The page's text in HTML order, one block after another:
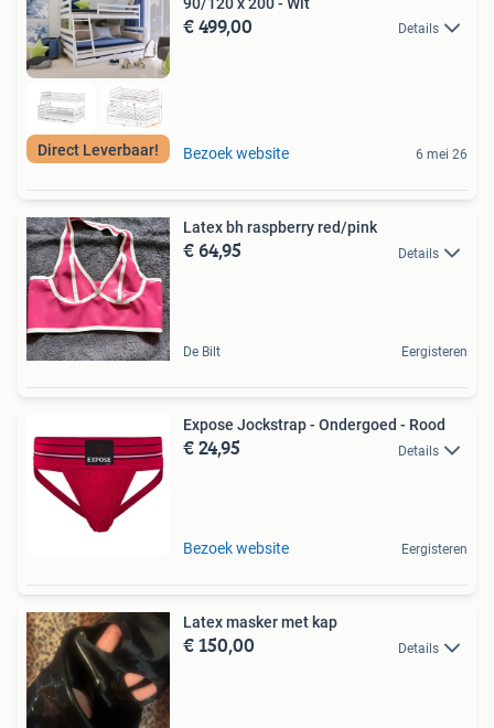
Direct Leverbaar!
€ 499,00 Details
Bezoek website 6 mei 26
Latex bh raspberry red/pink
€ 64,95 Details
De Bilt Eergisteren
Expose Jockstrap - Ondergoed - Rood
€ 24,95 Details
Bezoek website Eergisteren
Latex masker met kap
€ 150,00 Details